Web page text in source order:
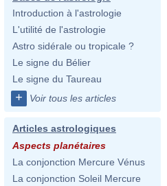
Introduction à l'astrologie
L'utilité de l'astrologie
Astro sidérale ou tropicale ?
Le signe du Bélier
Le signe du Taureau
+ Voir tous les articles
Articles astrologiques
Aspects planétaires
La conjonction Mercure Vénus
La conjonction Soleil Mercure